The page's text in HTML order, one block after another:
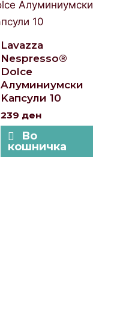
Lavazza
Nespresso®
Dolce
Aлуминиумски
Kапсули 10
239 ден
Во
кошничка